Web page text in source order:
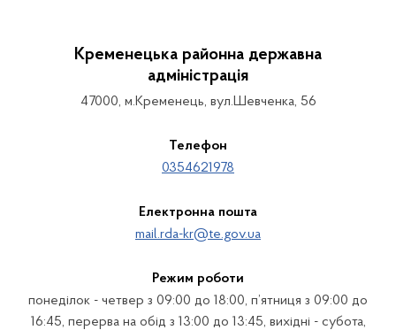
Кременецька районна державна
адміністрація
47000, м.Кременець, вул.Шевченка, 56
Телефон
0354621978
Електронна пошта
mail.rda-kr@te.gov.ua
Режим роботи
понеділок - четвер з 09:00 до 18:00, п’ятниця з 09:00 до
16:45, перерва на обід з 13:00 до 13:45, вихідні - субота,